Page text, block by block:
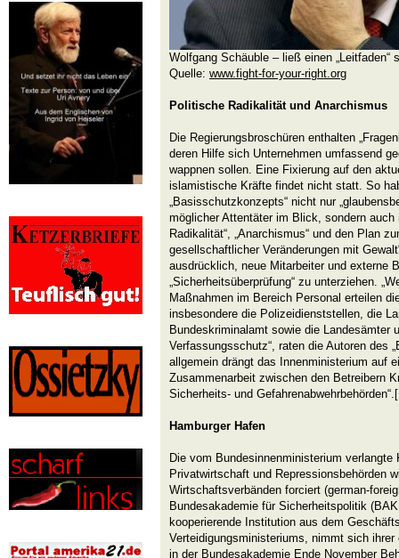
Wolfgang Schäuble – ließ einen „Leitfaden“
Quelle: www.fight-for-your-right.org
Politische Radikalität und Anarchismus
Die Regierungsbroschüren enthalten
deren Hilfe sich Unternehmen umfassend
wappnen sollen. Eine Fixierung auf den
islamistische Kräfte findet nicht statt. So
„Basisschutzkonzepts“ nicht nur
möglicher Attentäter im Blick, sondern
Radikalität“, „Anarchismus“ und den Plan
gesellschaftlicher Veränderungen mit
ausdrücklich, neue Mitarbeiter und externe
„Sicherheitsüberprüfung“ zu unterziehen.
Maßnahmen im Bereich Personal erteilen
insbesondere die Polizeidienststellen, die
Bundeskriminalamt sowie die Landesämter
Verfassungsschutz“, raten die Autoren des
allgemein drängt das Innenministerium auf
Zusammenarbeit zwischen den Betreibern
Sicherheits- und
Hamburger Hafen
Die vom Bundesinnenministerium verlangte
Privatwirtschaft und Repressionsbehörden
Wirtschaftsverbänden forciert (german-
Bundesakademie für Sicherheitspolitik
kooperierende Institution aus dem
Verteidigungsministeriums, nimmt sich
in der Bundesakademie Ende November